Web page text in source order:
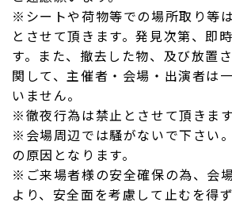
※シートや荷物等での場所取り等
とさせて頂きます。発見次第、即
す。また、撤去した物、及び放置
関して、主催者・会場・出演者は
いません。
※徹夜行為は禁止とさせて頂きます
※会場周辺では騒がないで下さい
の原因となります。
※ご来場者様の安全確保の為、会
より、安全面を考慮して止むを得